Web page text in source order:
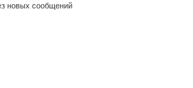
новых сообщений